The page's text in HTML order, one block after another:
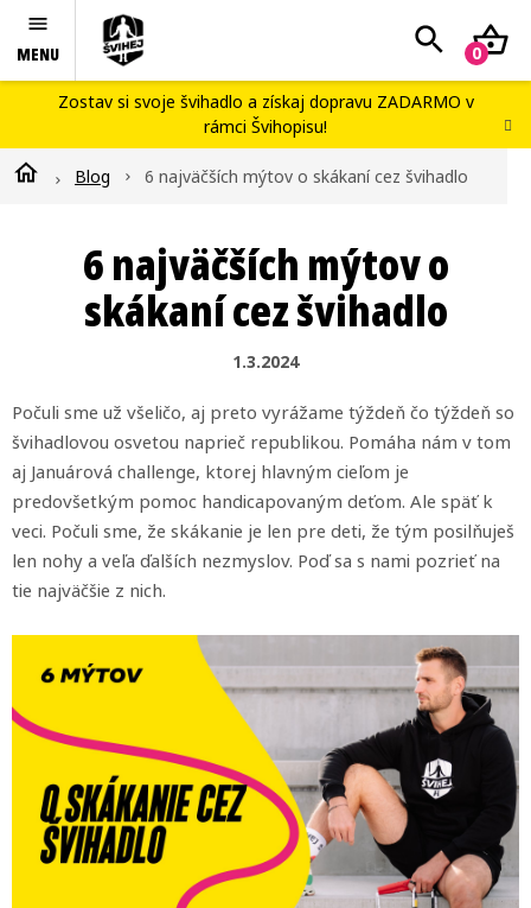
Prejsť
na
Zostav si svoje švihadlo a získaj dopravu ZADARMO v
rámci Švihopisu!
Hľadať
Švihej portál
Náš príbeh
Blog
Kontakty
Švihopis challenge
Domov
Blog 6 najväčších mýtov o skákaní cez švihadlo
6 najväčších mýtov o
skákaní cez švihadlo
1.3.2024
Počuli sme už všeličo, aj preto vyrážame týždeň čo týždeň so
švihadlovou osvetou naprieč republikou. Pomáha nám v tom
aj Januárová challenge, ktorej hlavným cieľom je
predovšetkým pomoc handicapovaným deťom. Ale späť k
veci. Počuli sme, že skákanie je len pre deti, že tým posilňuješ
len nohy a veľa ďalších nezmyslov. Poď sa s nami pozrieť na
tie najväčšie z nich.